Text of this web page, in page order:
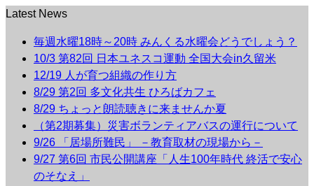
Latest News
毎週水曜18時～20時 みんくる水曜会どうでしょう？
10/3 第82回 日本ユネスコ運動 全国大会in久留米
12/19 人が育つ組織の作り方
8/29 第2回 多文化共生 ひろばカフェ
8/29 ちょっと朗読聴きに来ませんか夏
（第2期募集）災害ボランティアバスの運行について
9/26 「居場所難民」 －教育取材の現場から－
9/27 第6回 市民公開講座「人生100年時代 終活で安心
のそなえ」